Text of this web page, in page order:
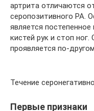
артрита отличаются
серопозитивного РА.
является
кистей рук и стоп
проявляется по-
Течение
Первые признаки